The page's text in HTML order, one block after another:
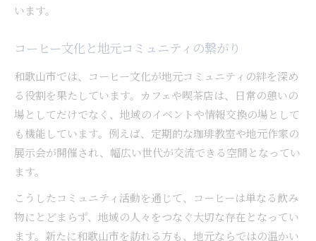
います。
コーヒー文化と地元コミュニティの繋がり
和歌山市では、コーヒー文化が地元コミュニティの絆を深め
る役割を果たしています。カフェや喫茶店は、日常の憩いの
場としてだけでなく、地域のイベントや情報交換の場として
も機能しています。例えば、定期的な珈琲教室や地元作家の
展示会が開催され、幅広い世代が交流できる空間となってい
ます。
こうしたコミュニティ活動を通じて、コーヒーは単なる飲み
物にとどまらず、地域の人々をつなぐ大切な存在となってい
ます。新たに和歌山市を訪れる方も、地元ならではの温かい